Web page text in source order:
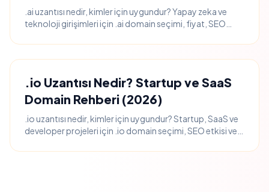
.ai uzantısı nedir, kimler için uygundur? Yapay zeka ve
teknoloji girişimleri için .ai domain seçimi, fiyat, SEO
.io Uzantısı Nedir? Startup ve SaaS
Domain Rehberi (2026)
.io uzantısı nedir, kimler için uygundur? Startup, SaaS ve
developer projeleri için .io domain seçimi, SEO etkisi ve